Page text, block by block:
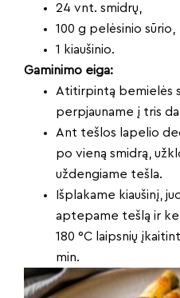
24 vnt. smidrų,
100 g pelėsinio sūrio,
1 kiaušinio.
Gaminimo eiga:
Atitirpintą bemielės
perpjauname į tris
Ant tešlos lapelio
po vieną smidrą,
uždengiame tešla.
Išplakame kiaušinį,
aptepame tešlą ir
180 °C laipsnių
min.